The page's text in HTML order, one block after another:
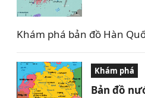
Khám phá bản đồ Hàn
Khám phá
Bản đồ